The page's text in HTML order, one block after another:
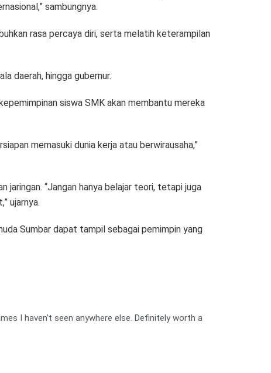
sambungnya.
rasa percaya diri, serta melatih keterampilan
daerah, hingga gubernur.
siswa SMK akan membantu mereka
memasuki dunia kerja atau berwirausaha,”
jaringan. “Jangan hanya belajar teori, tetapi juga
ujarnya.
Sumbar dapat tampil sebagai pemimpin yang
I haven’t seen anywhere else. Definitely worth a